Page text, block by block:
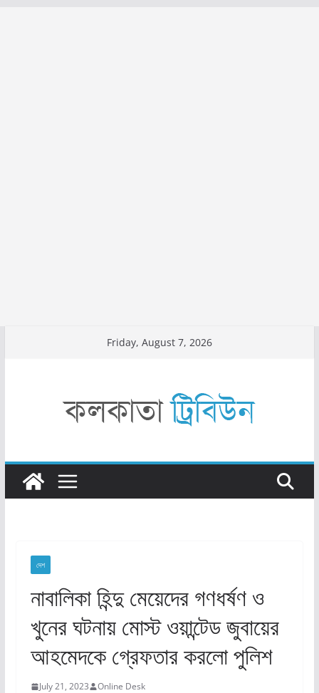
Friday, August 7, 2026
দেশ
নাবালিকা হিন্দু মেয়েদের গণধর্ষণ ও
খুনের ঘটনায় মোস্ট ওয়ান্টেড জুবায়ের
আহমেদকে গ্রেফতার করলো পুলিশ
July 21, 2023 Online Desk